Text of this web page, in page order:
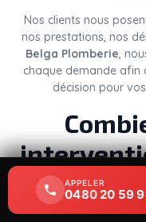
Nos clients nous
nos prestations, nos
Belga Plomberie,
chaque demande afin
décision pour
à
APPELER
0480 20 59
APPELER
0480 20 59